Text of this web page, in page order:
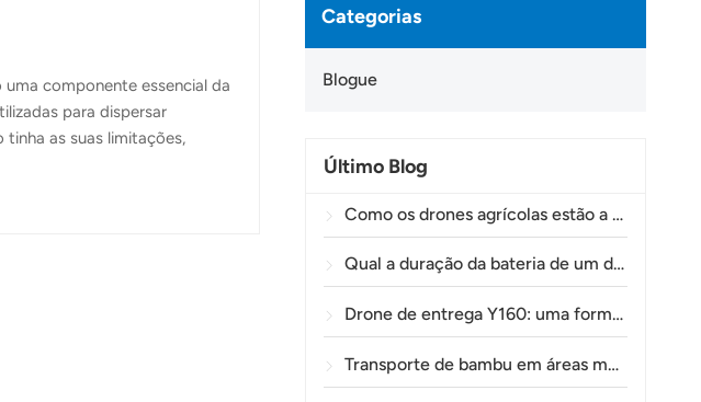
Categorias
Blogue
Último Blog
Como os drones agrícolas estão a ajudar os agricultores brasileiros a melhorar as operações de pulverização de culturas.
Qual a duração da bateria de um drone agrícola?
Drone de entrega Y160: uma forma mais segura e eficiente de transportar materiais para torres de energia em terrenos montanhosos.
Transporte de bambu em áreas montanhosas: como a TOLXGUN Y160 abre uma nova rota da floresta até ao ponto de recolha.
componente essencial da
para dispersar
as suas limitações,
com sistemas de
de culturas. A Topxgun,